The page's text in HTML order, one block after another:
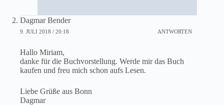
Dagmar Bender
9. JULI 2018 / 20:18 ANTWORTEN
Hallo Miriam,
danke für die Buchvorstellung. Werde mir das Buch
kaufen und freu mich schon aufs Lesen.
Liebe Grüße aus Bonn
Dagmar